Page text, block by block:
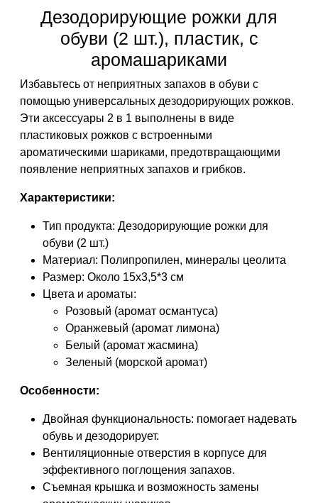
Дезодорирующие рожки для
обуви (2 шт.), пластик, с
аромашариками
Избавьтесь от неприятных запахов в обуви с
помощью универсальных дезодорирующих рожков.
Эти аксессуары 2 в 1 выполнены в виде
пластиковых рожков с встроенными
ароматическими шариками, предотвращающими
появление неприятных запахов и грибков.
Характеристики:
Тип продукта: Дезодорирующие рожки для
обуви (2 шт.)
Материал: Полипропилен, минералы цеолита
Размер: Около 15х3,5*3 см
Цвета и ароматы:
Розовый (аромат османтуса)
Оранжевый (аромат лимона)
Белый (аромат жасмина)
Зеленый (морской аромат)
Особенности:
Двойная функциональность: помогает надевать
обувь и дезодорирует.
Вентиляционные отверстия в корпусе для
эффективного поглощения запахов.
Съемная крышка и возможность замены